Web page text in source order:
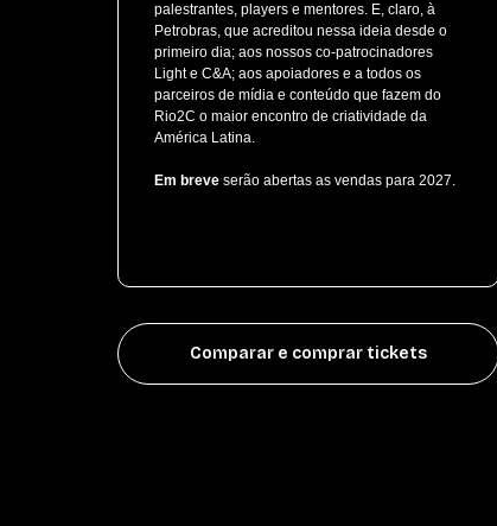
palestrantes, players e mentores. E, claro, à
Petrobras, que acreditou nessa ideia desde o
primeiro dia; aos nossos co-patrocinadores
Light e C&A; aos apoiadores e a todos os
parceiros de mídia e conteúdo que fazem do
Rio2C o maior encontro de criatividade da
América Latina.
Em breveserão abertas as vendas para 2027.
Comparar e comprar tickets